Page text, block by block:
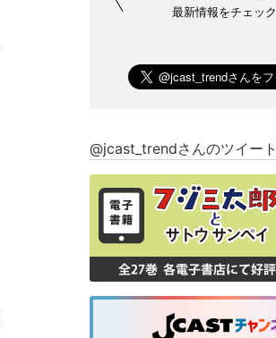
最新情報をチェック
@jcast_trendさんのツイート